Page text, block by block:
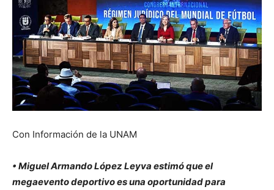
Con Información de la UNAM
• Miguel Armando López Leyva estimó que el
megaevento deportivo es una oportunidad para